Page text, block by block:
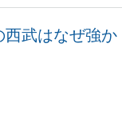
武はなぜ強か